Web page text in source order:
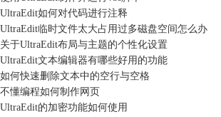
UltraEdit如何对代码进行注释
UltraEdit临时文件太大占用过多磁盘空间怎么办
关于UltraEdit布局与主题的个性化设置
UltraEdit文本编辑器有哪些好用的功能
如何快速删除文本中的空行与空格
不懂编程如何制作网页
UltraEdit的加密功能如何使用